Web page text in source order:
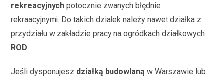
rekreacyjnych potocznie zwanych błędnie
rekraacyjnymi. Do takich działek należy nawet działka z
przydziału w zakładzie pracy na ogródkach działkowych
ROD.
Jeśli dysponujesz działką budowlaną w Warszawie lub